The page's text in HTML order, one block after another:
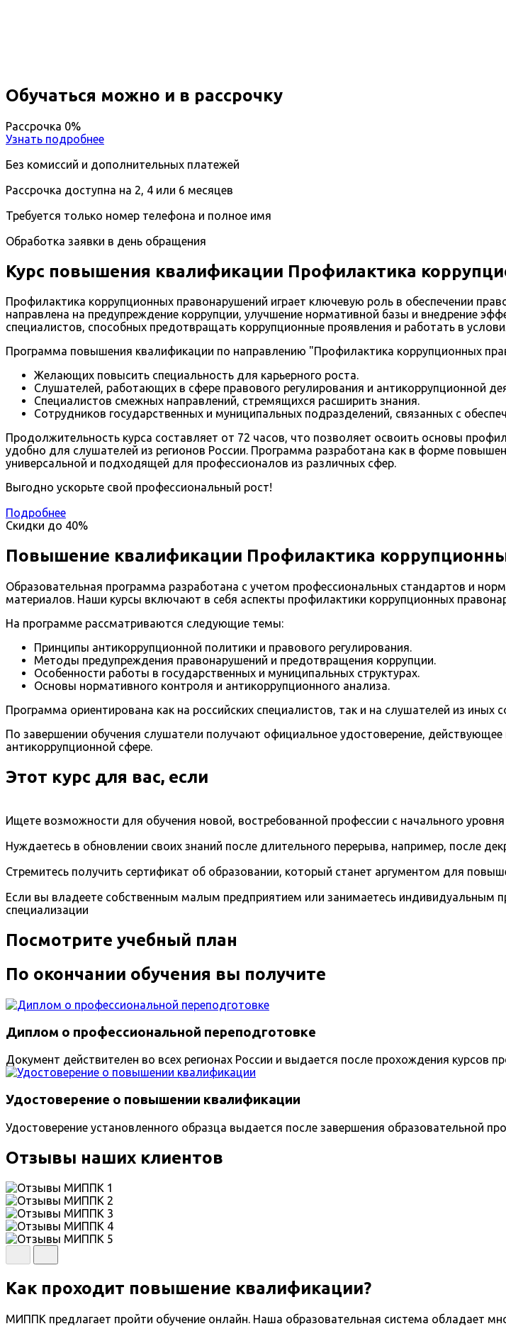
Обучаться можно и в рассрочку
Рассрочка 0%
Узнать подробнее
Без комиссий и дополнительных платежей
Рассрочка доступна на 2, 4 или 6 месяцев
Требуется только номер телефона и полное имя
Обработка заявки в день обращения
Курс повышения квалификации Профилактика
Профилактика коррупционных правонарушений играет ключевую роль в обеспечении
направлена на предупреждение коррупции, улучшение нормативной базы и внедрение
специалистов, способных предотвращать коррупционные проявления и работать в
Программа повышения квалификации по направлению "Профилактика коррупционных
Желающих повысить специальность для карьерного роста.
Слушателей, работающих в сфере правового регулирования и антикоррупционной
Специалистов смежных направлений, стремящихся расширить знания.
Сотрудников государственных и муниципальных подразделений, связанных с
Продолжительность курса составляет от 72 часов, что позволяет освоить основы
удобно для слушателей из регионов России. Программа разработана как в форме
универсальной и подходящей для профессионалов из различных сфер.
Выгодно ускорьте свой профессиональный рост!
Подробнее
Скидки до 40%
Повышение квалификации Профилактика
Образовательная программа разработана с учетом профессиональных стандартов и
материалов. Наши курсы включают в себя аспекты профилактики коррупционных
На программе рассматриваются следующие темы:
Принципы антикоррупционной политики и правового регулирования.
Методы предупреждения правонарушений и предотвращения коррупции.
Особенности работы в государственных и муниципальных структурах.
Основы нормативного контроля и антикоррупционного анализа.
Программа ориентирована как на российских специалистов, так и на слушателей из
По завершении обучения слушатели получают официальное удостоверение,
антикоррупционной сфере.
Этот курс для вас, если
Ищете возможности для обучения новой, востребованной профессии с начального
Нуждаетесь в обновлении своих знаний после длительного перерыва, например, после
Стремитесь получить сертификат об образовании, который станет аргументом для
Если вы владеете собственным малым предприятием или занимаетесь индивидуальным
специализации
Посмотрите учебный план
По окончании обучения вы получите
Диплом о профессиональной переподготовке
Документ действителен во всех регионах России и выдается после прохождения курсов
Удостоверение о повышении квалификации
Удостоверение установленного образца выдается после завершения образовательной
Отзывы наших клиентов
Как проходит повышение квалификации?
МИППК предлагает пройти обучение онлайн. Наша образовательная система обладает